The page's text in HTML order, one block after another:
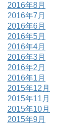
2016年8月
2016年7月
2016年6月
2016年5月
2016年4月
2016年3月
2016年2月
2016年1月
2015年12月
2015年11月
2015年10月
2015年9月